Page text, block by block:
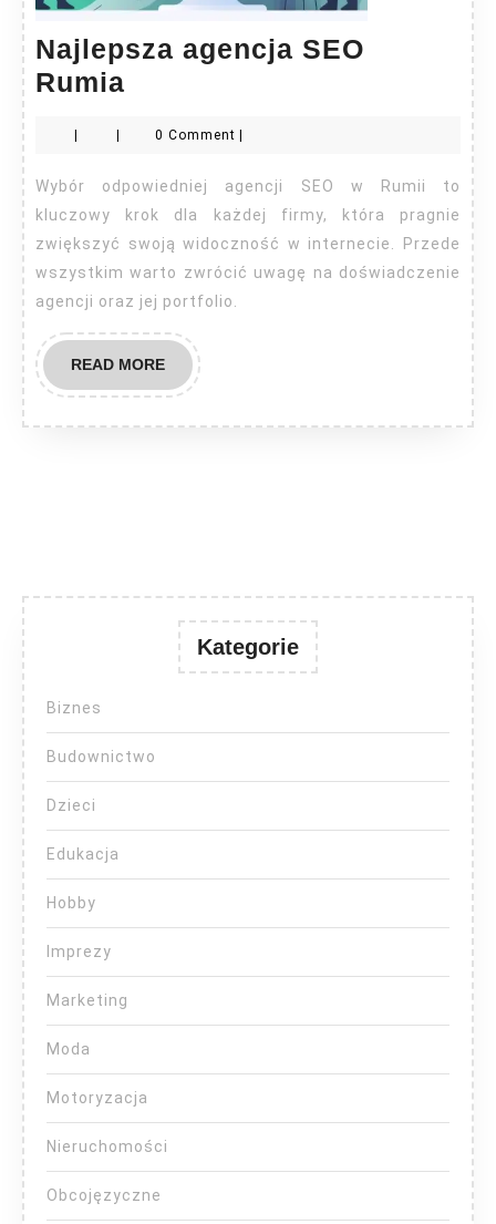
Najlepsza agencja SEO
Rumia
SEO
Rumia
0 Comment
Wybór odpowiedniej agencji SEO w Rumii to
kluczowy krok dla każdej firmy, która pragnie
zwiększyć swoją widoczność w internecie. Przede
wszystkim warto zwrócić uwagę na doświadczenie
agencji oraz jej portfolio.
READ MOREREAD
MORE
Kategorie
Biznes
Budownictwo
Dzieci
Edukacja
Hobby
Imprezy
Marketing
Moda
Motoryzacja
Nieruchomości
Obcojęzyczne